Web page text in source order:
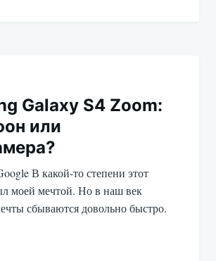
Galaxy S4 Zoom:
или
В какой-то степени этот
моей мечтой. Но в наш век
сбываются довольно быстро.